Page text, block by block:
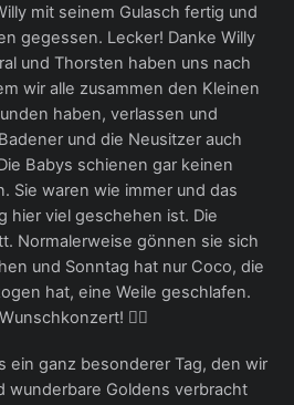
mit seinem Gulasch fertig und
gegessen. Lecker! Danke Willy
und Thorsten haben uns nach
wir alle zusammen den Kleinen
haben, verlassen und
und die Neusitzer auch
Babys schienen gar keinen
Sie waren wie immer und das
hier viel geschehen ist. Die
Normalerweise gönnen sie sich
und Sonntag hat nur Coco, die
hat, eine Weile geschlafen.
🤷‍♀️
ein ganz besonderer Tag, den wir
wunderbare Goldens verbracht